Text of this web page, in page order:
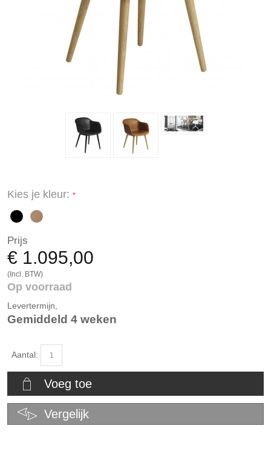
Kies je kleur:
Prijs
€ 1.095,00
(Incl. BTW)
Op voorraad
Levertermijn,
Gemiddeld 4 weken
Aantal:
Voeg toe
Vergelijk